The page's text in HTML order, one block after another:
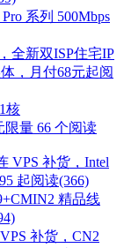
系列 500Mbps
全新双ISP住宅IP
，月付68元起阅
核
限量 66 个阅读
VPS 补货，Intel
起阅读(366)
精品线
补货，CN2